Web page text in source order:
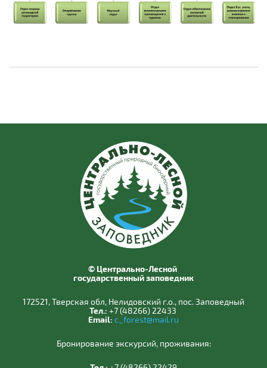
© Центрально-Лесной
государственный заповедник
172521, Тверская обл, Нелидовский г.о., пос. Заповедный
Тел.: +7 (48266) 22433
Email: c_forest@mail.ru
Бронирование экскурсий, проживания: